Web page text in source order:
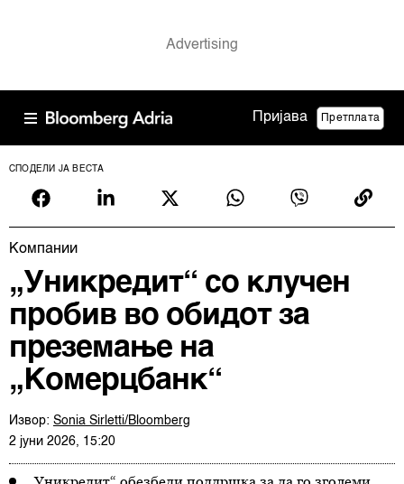
Пријава Претплата
СПОДЕЛИ ЈА ВЕСТА
Компании
„Уникредит“ со клучен
пробив во обидот за
преземање на
„Комерцбанк“
Извор: Sonia Sirletti/Bloomberg
2 јуни 2026, 15:20